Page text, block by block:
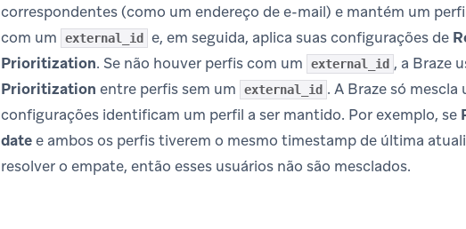
correspondentes (como um endereço de e-mail) e mantém um
com um
external_id e, em seguida, aplica suas configurações de
Prioritization. Se não houver perfis com um external_id , a Braze
Prioritization entre perfis sem um external_id . A Braze só
configurações identificam um perfil a ser mantido. Por exemplo, se
datee ambos os perfis tiverem o mesmo timestamp de última
resolver o empate, então esses usuários não são mesclados.